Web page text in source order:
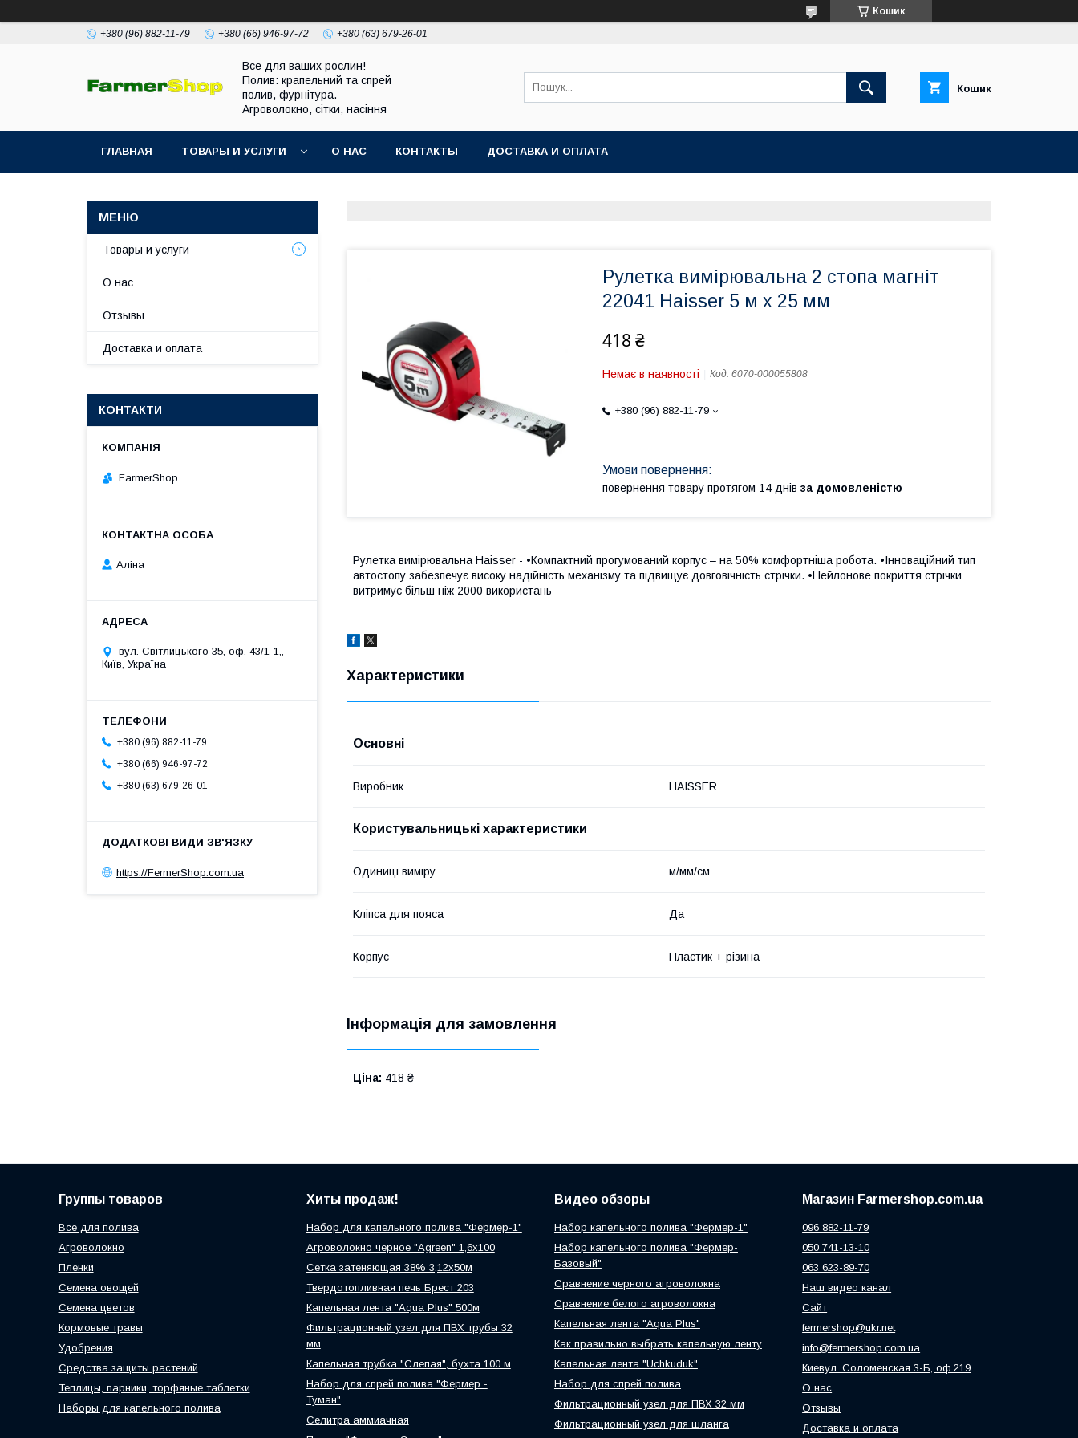
Кошик
+380 (96) 882-11-79 +380 (66) 946-97-72 +380 (63) 679-26-01
Все для ваших рослин!
Полив: крапельний та спрей
полив, фурнітура.
Агроволокно, сітки, насіння
Кошик
ГЛАВНАЯ ТОВАРЫ И УСЛУГИ О НАС КОНТАКТЫ ДОСТАВКА И ОПЛАТА
Рулетка вимірювальна 2 стопа магніт
22041 Haisser 5 м х 25 мм
418 ₴
Немає в наявності Код: 6070-000055808
+380 (96) 882-11-79
повернення товару протягом 14 днів за домовленістю
Рулетка вимірювальна Haisser - •Компактний прогумований корпус – на 50% комфортніша робота. •Інноваційний тип
автостопу забезпечує високу надійність механізму та підвищує довговічність стрічки. •Нейлонове покриття стрічки
витримує більш ніж 2000 використань
Характеристики
Основні
Виробник HAISSER
Користувальницькі характеристики
Одиниці виміру м/мм/см
Кліпса для пояса Да
Корпус Пластик + різина
Інформація для замовлення
Ціна: 418 ₴
Товары и услуги
О нас
Отзывы
Доставка и оплата
КОНТАКТИ
FarmerShop
Аліна
вул. Світлицького 35, оф. 43/1-1,,
Київ, Україна
+380 (96) 882-11-79
+380 (66) 946-97-72
+380 (63) 679-26-01
https://FermerShop.com.ua
Группы товаров
Все для полива
Агроволокно
Пленки
Семена овощей
Семена цветов
Кормовые травы
Удобрения
Средства защиты растений
Теплицы, парники, торфяные таблетки
Наборы для капельного полива
Хиты продаж!
Набор для капельного полива "Фермер-1"
Агроволокно черное "Agreen" 1,6х100
Сетка затеняющая 38% 3,12х50м
Твердотопливная печь Брест 203
Капельная лента "Aqua Plus" 500м
Фильтрационный узел для ПВХ трубы 32
мм
Капельная трубка "Слепая", бухта 100 м
Набор для спрей полива "Фермер -
Туман"
Селитра аммиачная
Видео обзоры
Набор капельного полива "Фермер-1"
Набор капельного полива "Фермер-
Базовый"
Сравнение черного агроволокна
Сравнение белого агроволокна
Капельная лента "Aqua Plus"
Как правильно выбрать капельную ленту
Капельная лента "Uchkuduk"
Набор для спрей полива
Фильтрационный узел для ПВХ 32 мм
Фильтрационный узел для шланга
Магазин Farmershop.com.ua
096 882-11-79
050 741-13-10
063 623-89-70
Наш видео канал
Сайт
fermershop@ukr.net
info@fermershop.com.ua
Киевул. Соломенская 3-Б, оф.219
О нас
Отзывы
Доставка и оплата